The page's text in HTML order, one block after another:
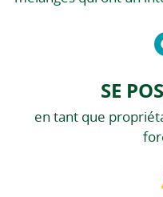
SE
en tant que